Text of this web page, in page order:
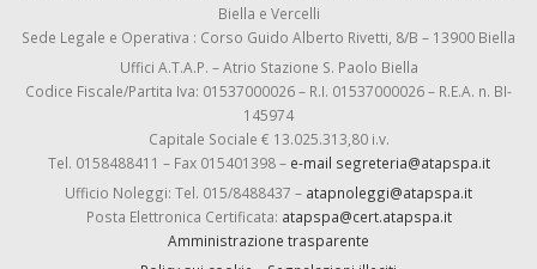
Biella e Vercelli
Sede Legale e Operativa : Corso Guido Alberto Rivetti, 8/B – 13900 Biella
Uffici A.T.A.P. – Atrio Stazione S. Paolo Biella
Codice Fiscale/Partita Iva: 01537000026 – R.I. 01537000026 – R.E.A. n. BI-
145974
Capitale Sociale € 13.025.313,80 i.v.
Tel. 0158488411 – Fax 015401398 – e-mail segreteria@atapspa.it
Ufficio Noleggi: Tel. 015/8488437 – atapnoleggi@atapspa.it
Posta Elettronica Certificata: atapspa@cert.atapspa.it
Amministrazione trasparente